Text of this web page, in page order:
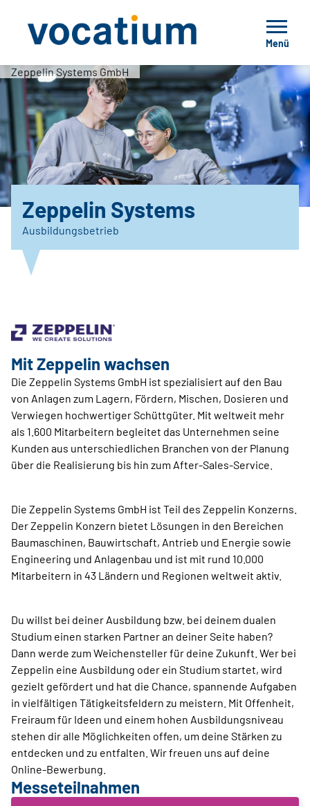
Menü
Zeppelin Systems GmbH
Zeppelin Systems
Ausbildungsbetrieb
Mit Zeppelin wachsen
Die Zeppelin Systems GmbH ist spezialisiert auf den Bau
von Anlagen zum Lagern, Fördern, Mischen, Dosieren und
Verwiegen hochwertiger Schüttgüter. Mit weltweit mehr
als 1.600 Mitarbeitern begleitet das Unternehmen seine
Kunden aus unterschiedlichen Branchen von der Planung
über die Realisierung bis hin zum After-Sales-Service.
Die Zeppelin Systems GmbH ist Teil des Zeppelin Konzerns.
Der Zeppelin Konzern bietet Lösungen in den Bereichen
Baumaschinen, Bauwirtschaft, Antrieb und Energie sowie
Engineering und Anlagenbau und ist mit rund 10.000
Mitarbeitern in 43 Ländern und Regionen weltweit aktiv.
Du willst bei deiner Ausbildung bzw. bei deinem dualen
Studium einen starken Partner an deiner Seite haben?
Dann werde zum Weichensteller für deine Zukunft. Wer bei
Zeppelin eine Ausbildung oder ein Studium startet, wird
gezielt gefördert und hat die Chance, spannende Aufgaben
in viel­fältigen Tätigkeitsfeldern zu meistern. Mit Offenheit,
Freiraum für Ideen und einem hohen Ausbildungsniveau
stehen dir alle Möglichkeiten offen, um deine Stärken zu
entdecken und zu entfalten. Wir freuen uns auf deine
Online-Bewerbung.
Messeteilnahmen